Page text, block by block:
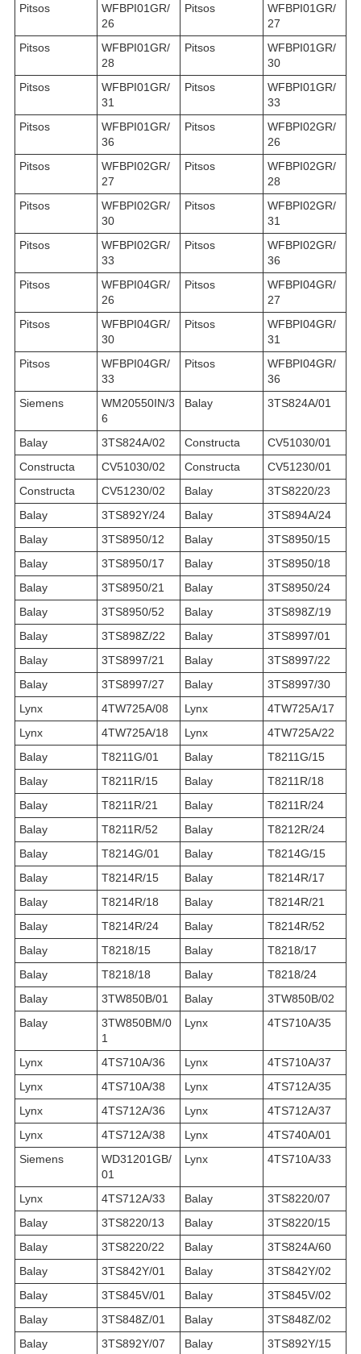
Pitsos
WFBPI01GR/
26
Pitsos
WFBPI01GR/
27
Pitsos
WFBPI01GR/
28
Pitsos
WFBPI01GR/
30
Pitsos
WFBPI01GR/
31
Pitsos
WFBPI01GR/
33
Pitsos
WFBPI01GR/
36
Pitsos
WFBPI02GR/
26
Pitsos
WFBPI02GR/
27
Pitsos
WFBPI02GR/
28
Pitsos
WFBPI02GR/
30
Pitsos
WFBPI02GR/
31
Pitsos
WFBPI02GR/
33
Pitsos
WFBPI02GR/
36
Pitsos
WFBPI04GR/
26
Pitsos
WFBPI04GR/
27
Pitsos
WFBPI04GR/
30
Pitsos
WFBPI04GR/
31
Pitsos
WFBPI04GR/
33
Pitsos
WFBPI04GR/
36
Siemens
WM20550IN/3
6
Balay 3TS824A/01
Balay 3TS824A/02 Constructa
CV51030/01
Constructa
CV51030/02 Constructa
CV51230/01
Constructa
CV51230/02 Balay
3TS8220/23
Balay
3TS892Y/24 Balay
3TS894A/24
Balay
3TS8950/12 Balay
3TS8950/15
Balay
3TS8950/17 Balay
3TS8950/18
Balay
3TS8950/21 Balay
3TS8950/24
Balay
3TS8950/52 Balay
3TS898Z/19
Balay
3TS898Z/22 Balay
3TS8997/01
Balay
3TS8997/21 Balay
3TS8997/22
Balay
3TS8997/27 Balay
3TS8997/30
Lynx
4TW725A/08 Lynx
4TW725A/17
Lynx
4TW725A/18 Lynx
4TW725A/22
Balay
T8211G/01 Balay
T8211G/15
Balay
T8211R/15 Balay
T8211R/18
Balay
T8211R/21 Balay
T8211R/24
Balay
T8211R/52 Balay
T8212R/24
Balay
T8214G/01 Balay
T8214G/15
Balay
T8214R/15 Balay
T8214R/17
Balay
T8214R/18 Balay
T8214R/21
Balay
T8214R/24 Balay
T8214R/52
Balay
T8218/15 Balay
T8218/17
Balay
T8218/18 Balay
T8218/24
Balay
3TW850B/01 Balay
3TW850B/02
Balay
3TW850BM/0
1
Lynx 4TS710A/35
Lynx 4TS710A/36 Lynx
4TS710A/37
Lynx
4TS710A/38 Lynx
4TS712A/35
Lynx
4TS712A/36 Lynx
4TS712A/37
Lynx
4TS712A/38 Lynx
4TS740A/01
Siemens
WD31201GB/
01
Lynx 4TS710A/33
Lynx 4TS712A/33 Balay
3TS8220/07
Balay
3TS8220/13 Balay
3TS8220/15
Balay
3TS8220/22 Balay
3TS824A/60
Balay
3TS842Y/01 Balay
3TS842Y/02
Balay
3TS845V/01 Balay
3TS845V/02
Balay
3TS848Z/01 Balay
3TS848Z/02
Balay
3TS892Y/07 Balay 3TS892Y/15